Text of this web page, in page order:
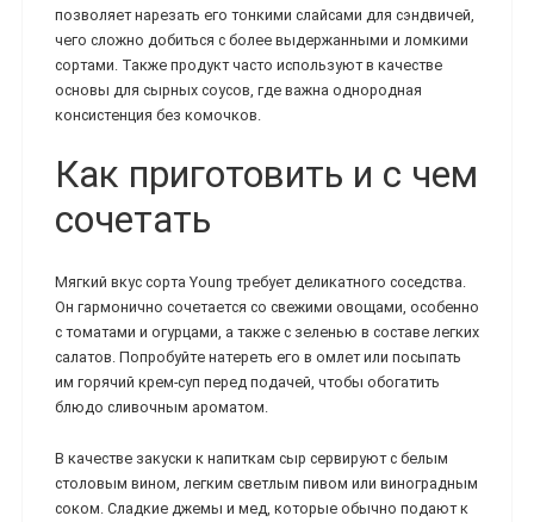
позволяет нарезать его тонкими слайсами для сэндвичей,
чего сложно добиться с более выдержанными и ломкими
сортами. Также продукт часто используют в качестве
основы для сырных соусов, где важна однородная
консистенция без комочков.
Как приготовить и с чем
сочетать
Мягкий вкус сорта Young требует деликатного соседства.
Он гармонично сочетается со свежими овощами, особенно
с томатами и огурцами, а также с зеленью в составе легких
салатов. Попробуйте натереть его в омлет или посыпать
им горячий крем-суп перед подачей, чтобы обогатить
блюдо сливочным ароматом.
В качестве закуски к напиткам сыр сервируют с белым
столовым вином, легким светлым пивом или виноградным
соком. Сладкие джемы и мед, которые обычно подают к